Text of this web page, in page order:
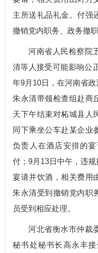
主所送礼品礼金。付强
撤销党内职务、政务撤职
河南省人民检察院
清等人接受可能影响公
年9月10日，在河南省政
朱永清带领检查组赴商
天下午结束对柘城县人
同下乘坐公车赴某企业
负责人在酒店安排的
付；9月13日中午，违
宴请并饮酒，相关费用
朱永清受到撤销党内职
员受到相应处理。
河北省衡水市仲裁
秘书处秘书长高永丰